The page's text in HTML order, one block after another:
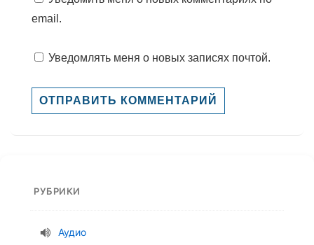
email.
Уведомлять меня о новых записях почтой.
РУБРИКИ
Аудио